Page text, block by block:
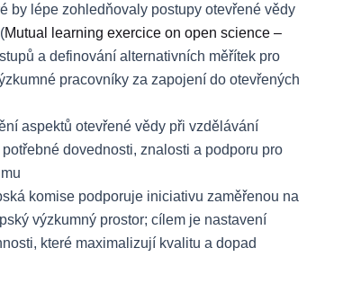
by lépe zohledňovaly postupy otevřené vědy
(Mutual learning exercice on open science –
a definování alternativních měřítek pro
pracovníky za zapojení do otevřených
aspektů otevřené vědy při vzdělávání
dovednosti, znalosti a podporu pro
komise podporuje iniciativu zaměřenou na
výzkumný prostor; cílem je nastavení
které maximalizují kvalitu a dopad